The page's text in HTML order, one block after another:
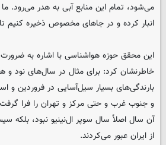
می‌شود، تمام این منابع آبی به هدر می‌رود. ما
انبار کرده و در جاهای مخصوص ذخیره کنیم
این محقق حوزه هواشناسی با اشاره به ضرورت
خاطرنشان کرد: برای مثال در سال‌های نود
بارندگی‌های بسیار سیل‌آسایی در فروردین و
و جنوب غرب و حتی مرکز و تهران را فرا
آن سال اصلاً سال سوپر ال‌نینیو نبود، بلکه
از ایران عبور می‌کردند.